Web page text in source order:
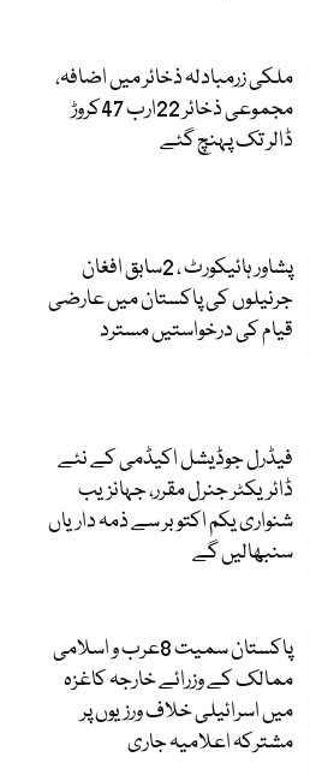
ملکی زرمبادلہ ذخائر میں اضافہ،
مجموعی ذخائر 22ارب 47کروڑ
ڈالر تک پہنچ گئے
پشاور ہائیکورٹ ، 2سابق افغان
جرنیلوں کی پاکستان میں عارضی
قیام کی درخواستیں مسترد
فیڈرل جوڈیشل اکیڈمی کے نئے
ڈائریکٹر جنرل مقرر، جہانزیب
شنواری یکم اکتوبر سے ذمہ داریاں
سنبھالیں گے
پاکستان سمیت 8عرب و اسلامی
ممالک کے وزرائے خارجہ کاغزہ
میں اسرائیلی خلاف ورزیوں پر
مشترکہ اعلامیہ جاری